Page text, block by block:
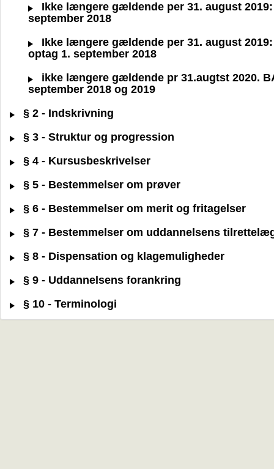
Ikke længere gældende per 31. august
september 2018
Ikke længere gældende per 31. august
optag 1. september 2018
ikke længere gældende pr 31.augtst 2020.
september 2018 og 2019
§ 2 - Indskrivning
§ 3 - Struktur og progression
§ 4 - Kursusbeskrivelser
§ 5 - Bestemmelser om prøver
§ 6 - Bestemmelser om merit og fritagelser
§ 7 - Bestemmelser om uddannelsens
§ 8 - Dispensation og klagemuligheder
§ 9 - Uddannelsens forankring
§ 10 - Terminologi